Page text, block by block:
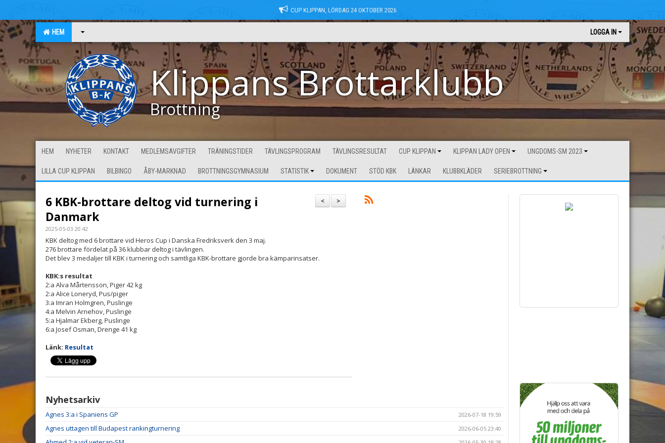
CUP KLIPPAN, LÖRDAG 24 OKTOBER 2026
HEM LOGGA IN
Klippans Brottarklubb
Brottning
HEM NYHETER KONTAKT MEDLEMSAVGIFTER TRÄNINGSTIDER TÄVLINGSPROGRAM TÄVLINGSRESULTAT CUP KLIPPAN KLIPPAN LADY OPEN UNGDOMS-SM 2023
LILLA CUP KLIPPAN BILBINGO ÅBY-MARKNAD BROTTNINGSGYMNASIUM STATISTIK DOKUMENT STÖD KBK LÄNKAR KLUBBKLÄDER SERIEBROTTNING
>
<
6 KBK-brottare deltog vid turnering i
Danmark
2025-05-03 20:42
KBK deltog med 6 brottare vid Heros Cup i Danska Fredriksverk den 3 maj.
276 brottare fördelat på 36 klubbar deltog i tävlingen.
Det blev 3 medaljer till KBK i turnering och samtliga KBK-brottare gjorde bra kämparinsatser.
KBK:s resultat
2:a Alva Mårtensson, Piger 42 kg
2:a Alice Loneryd, Pus/piger
3:a Imran Holmgren, Puslinge
4:a Melvin Arnehov, Puslinge
5:a Hjalmar Ekberg, Puslinge
6:a Josef Osman, Drenge 41 kg
Länk: Resultat
Nyhetsarkiv
Agnes 3:a i Spaniens GP 2026-07-18 19:59
Agnes uttagen till Budapest rankingturnering 2026-06-05 23:40